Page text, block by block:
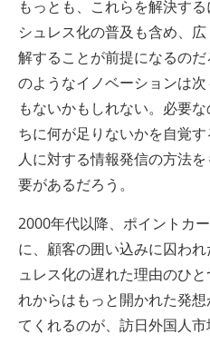
もっとも、これらを解決す
シュレス化の普及も含め、
解することが前提になるの
のようなイノベーションは
もないかもしれない。必要
ちに何が足りないかを自覚
人に対する情報発信の方法
要があるだろう。
2000年代以降、ポイントカ
に、顧客の囲い込みに囚わ
ュレス化の遅れた理由のひ
れからはもっと開かれた発
てくれるのが、訪日外国人市